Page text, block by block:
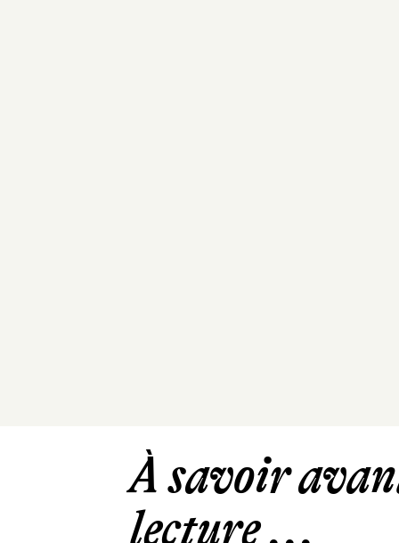
À savoir
lecture ...